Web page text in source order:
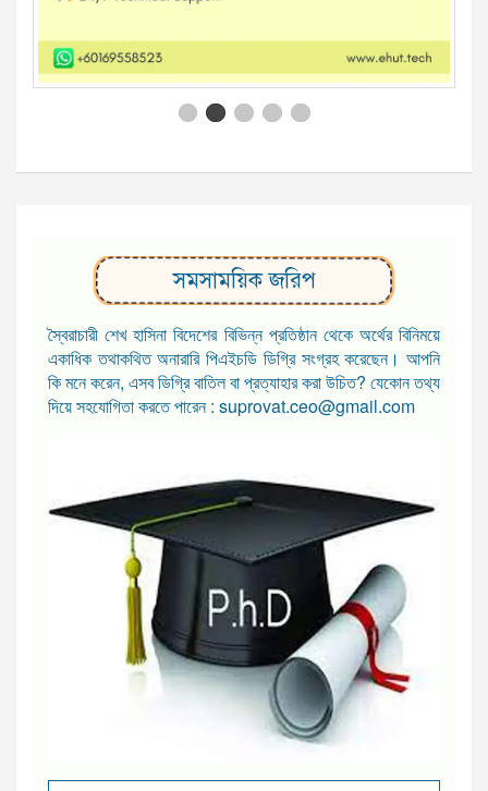
সমসাময়িক জরিপ
স্বৈরাচারী শেখ হাসিনা বিদেশের বিভিন্ন প্রতিষ্ঠান থেকে অর্থের বিনিময়ে
একাধিক তথাকথিত অনারারি পিএইচডি ডিগ্রি সংগ্রহ করেছেন। আপনি
কি মনে করেন, এসব ডিগ্রি বাতিল বা প্রত্যাহার করা উচিত? যেকোন তথ্য
দিয়ে সহযোগিতা করতে পারেন : suprovat.ceo@gmail.com